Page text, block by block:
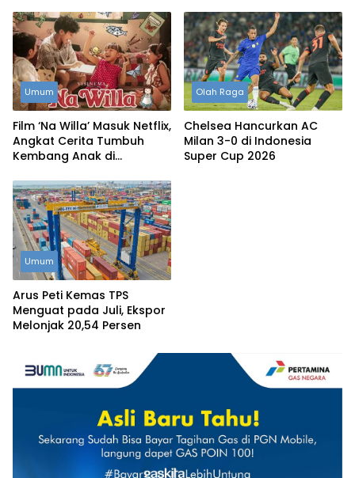
Umum
Film ‘Na Willa’ Masuk Netflix,
Angkat Cerita Tumbuh
Kembang Anak di
Olah Raga
Chelsea Hancurkan AC
Milan 3-0 di Indonesia
Super Cup 2026
Umum
Arus Peti Kemas TPS
Menguat pada Juli, Ekspor
Melonjak 20,54 Persen